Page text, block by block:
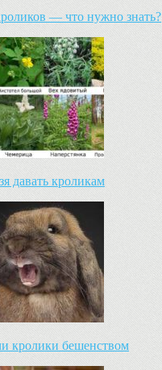
— что нужно знать?
давать кроликам
кролики бешенством